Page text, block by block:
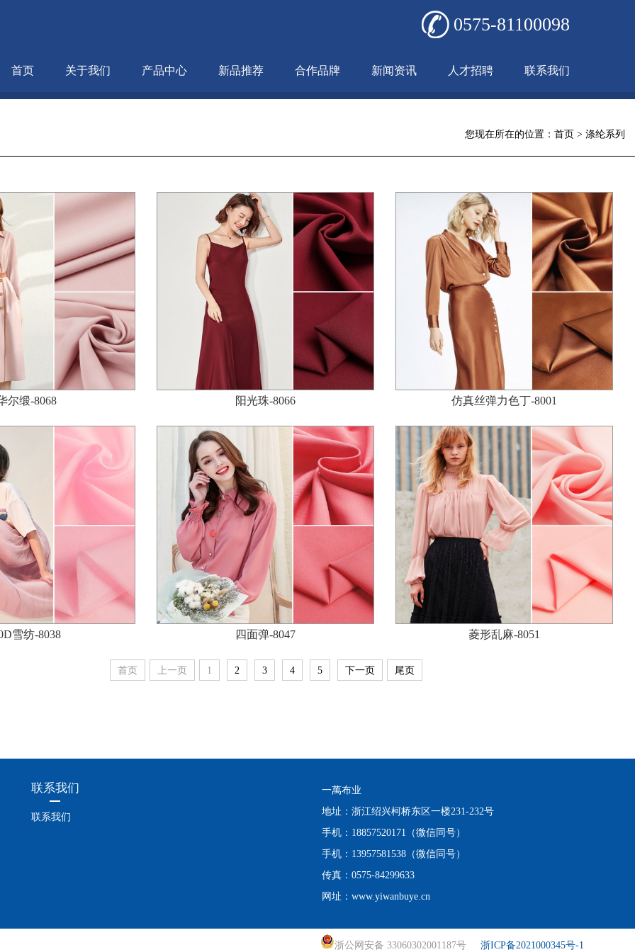
首页 关于我们 产品中心 新品推荐 合作品牌 新闻资讯 人才招聘 联系我们
0575-81100098
您现在所在的位置： 首页 > 涤纶系列
尔缎-8068 阳光珠-8066 仿真丝弹力色丁-8001
雪纺-8038 四面弹-8047 菱形乱麻-8051
首页 上一页 1 2 3 4 5 下一页 尾页
联系我们
联系我们
一萬布业
地址：浙江绍兴柯桥东区一楼231-232号
手机：18857520171（微信同号）
手机：13957581538（微信同号）
传真：0575-84299633
网址：www.yiwanbuye.cn
浙公网安备 33060302001187号 浙ICP备2021000345号-1